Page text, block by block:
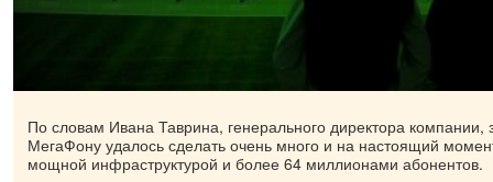
По словам Ивана Таврина, генерального директора компании,
МегаФону удалось сделать очень много и на настоящий
мощной инфраструктурой и более 64 миллионами абонентов.